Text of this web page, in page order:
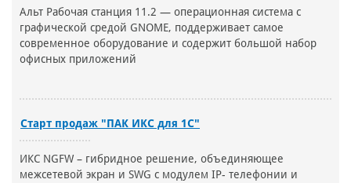
Альт Рабочая станция 11.2 — операционная система с
графической средой GNOME, поддерживает самое
современное оборудование и содержит большой набор
офисных приложений
Старт продаж "ПАК ИКС для 1С"
ИКС NGFW – гибридное решение, объединяющее
межсетевой экран и SWG с модулем IP- телефонии и